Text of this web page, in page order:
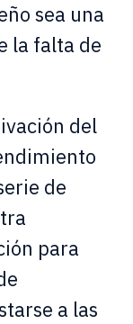
sea una
la falta de
del
de
para
a las